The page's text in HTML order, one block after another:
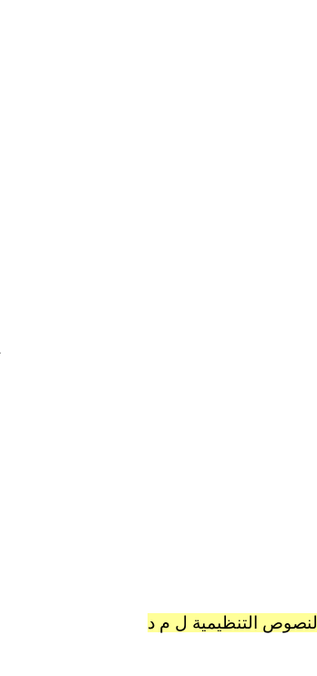
النصوص التنظيمية ل م د